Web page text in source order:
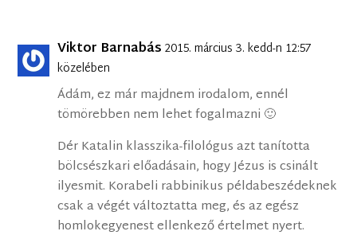
Viktor Barnabás 2015. március 3. kedd-n 12:57
közelében
Ádám, ez már majdnem irodalom, ennél
tömörebben nem lehet fogalmazni 🙂
Dér Katalin klasszika-filológus azt tanította
bölcsészkari előadásain, hogy Jézus is csinált
ilyesmit. Korabeli rabbinikus példabeszédeknek
csak a végét változtatta meg, és az egész
homlokegyenest ellenkező értelmet nyert.